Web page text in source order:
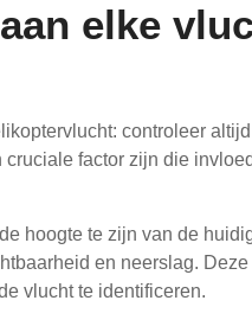
elke
controleer
cruciale factor zijn die
hoogte te zijn van de
en neerslag.
vlucht te identificeren.